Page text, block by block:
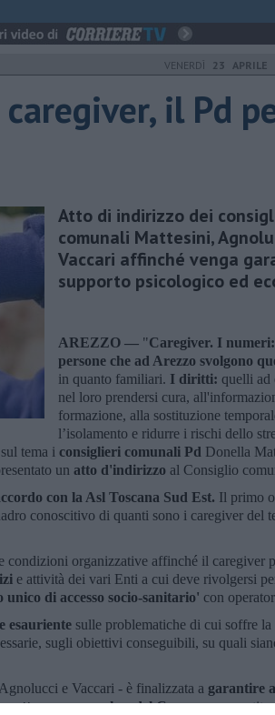
VENERDÌ 23 APRILE
il Pd
Atto di indirizzo dei
comunali Mattesini,
Vaccari affinché venga
supporto psicologico ed
AREZZO — "Caregiver. I
persone che ad Arezzo svolgono
in quanto familiari. I diritti: quelli ad
nel loro prendersi cura,
formazione, alla sostituzione
l’isolamento e ridurre i rischi dello
tema i consiglieri comunali Pd Donella
un atto d'indirizzo al Consiglio
con la Asl Toscana Sud Est. Il primo
conoscitivo di quanti sono i caregiver del
condizioni organizzative affinché il caregiver
e attività dei vari Enti a cui deve rivolgersi
unico di accesso socio-sanitario' con
esauriente sulle problematiche di cui soffre la
sugli obiettivi conseguibili, su quali
e Vaccari - è finalizzata a garantire
attraverso voucher del Comuneper